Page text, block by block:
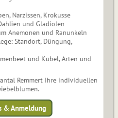
Narzissen, Krokusse
und Gladiolen
Anemonen und Ranunkeln
Standort, Düngung,
und Kübel, Arten und
Remmert Ihre individuellen
& Anmeldung